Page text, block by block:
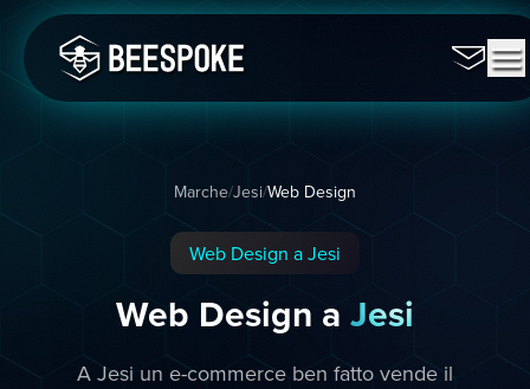
Marche/Jesi/Web Design
Web Design a Jesi
Web Design a Jesi
A Jesi un e-commerce ben fatto vende il